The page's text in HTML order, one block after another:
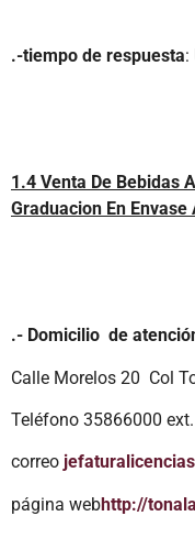
.-tiempo de respuesta:
1.4 Venta De Bebidas
Graduacion En
.- Domicilio de
Calle Morelos 20 Col
Teléfono 35866000
correo
página webhttp://